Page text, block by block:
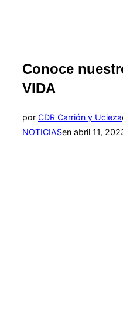
Conoce
VIDA
por CDR Carrión y Ucieza
NOTICIASen Publicado
abril 11,